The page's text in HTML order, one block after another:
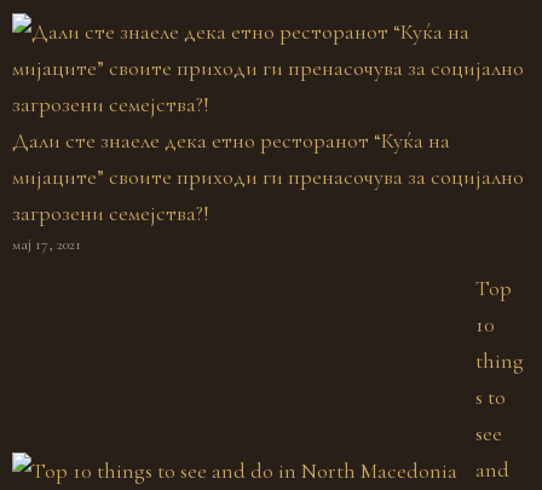
Дали сте знаеле дека етно ресторанот “Куќа на
мијаците” своите приходи ги пренасочува за социјално
загрозени семејства?!
мај 17, 2021
Top
10
thing
s to
see
and